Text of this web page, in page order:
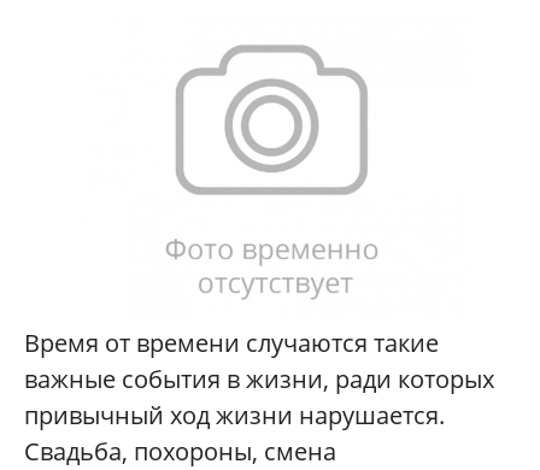
Время от времени случаются такие
важные события в жизни, ради которых
привычный ход жизни нарушается.
Свадьба, похороны, смена